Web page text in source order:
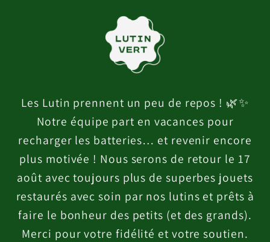
Les Lutin prennent un peu de repos ! 🌿✨
Notre équipe part en vacances pour
recharger les batteries… et revenir encore
plus motivée ! Nous serons de retour le 17
août avec toujours plus de superbes jouets
restaurés avec soin par nos lutins et prêts à
faire le bonheur des petits (et des grands).
Merci pour votre fidélité et votre soutien.